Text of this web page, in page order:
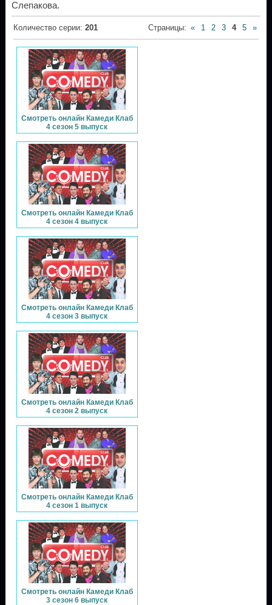
Слепакова.
Количество серии: 201 Страницы: « 1 2 3 4 5 »
Смотреть онлайн Камеди Клаб
4 сезон 5 выпуск
Смотреть онлайн Камеди Клаб
4 сезон 4 выпуск
Смотреть онлайн Камеди Клаб
4 сезон 3 выпуск
Смотреть онлайн Камеди Клаб
4 сезон 2 выпуск
Смотреть онлайн Камеди Клаб
4 сезон 1 выпуск
Смотреть онлайн Камеди Клаб
3 сезон 6 выпуск